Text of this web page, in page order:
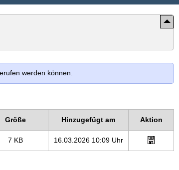
werden können.
Größe Hinzugefügt am Aktion
7 KB 16.03.2026 10:09 Uhr